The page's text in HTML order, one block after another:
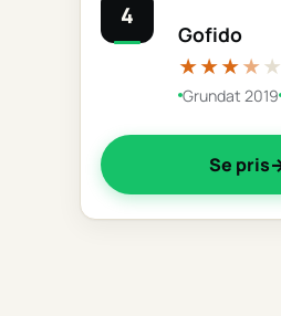
4
Gofido
★★★★★
Grundat 2019
Se pris